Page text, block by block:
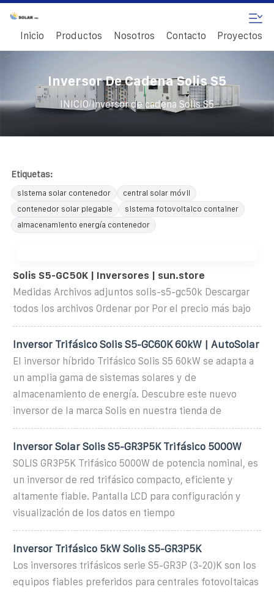
Inicio Productos Nosotros Contacto Proyectos
Inversor De Cadena Solis S5
INICIO/ Inversor de cadena Solis S5
Etiquetas:
sistema solar contenedor
central solar móvil
contenedor solar plegable
sistema fotovoltaico container
almacenamiento energía contenedor
Solis S5-GC50K | Inversores | sun.store
Medidas Archivos adjuntos solis-s5-gc50k Descargar
todos los archivos Ordenar por Por el precio más bajo
Inversor Trifásico Solis S5-GC60K 60kW | AutoSolar
El inversor híbrido Trifásico Solis S5 60kW se adapta a
un amplia gama de sistemas solares y de
almacenamiento de energía. Descubre este nuevo
inversor de la marca Solis en nuestra tienda de
Inversor Solar Solis S5-GR3P5K Trifásico 5000W
SOLIS GR3P5K Trifásico 5000W de potencia nominal, es
un inversor de red trifásico compacto, eficiente y
altamente fiable. Pantalla LCD para configuración y
visualización de los datos en tiempo
Inversor Trifásico 5kW Solis S5-GR3P5K
Los inversores trifásicos serie S5-GR3P (3-20)K son los
equipos fiables preferidos para centrales fotovoltaicas